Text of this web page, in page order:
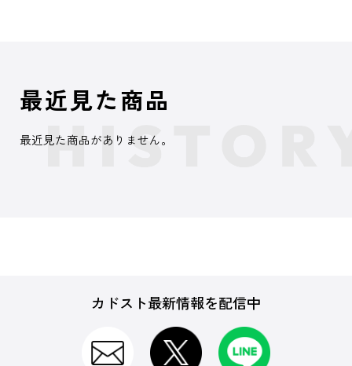
最近見た商品
最近見た商品がありません。
カドスト最新情報を配信中